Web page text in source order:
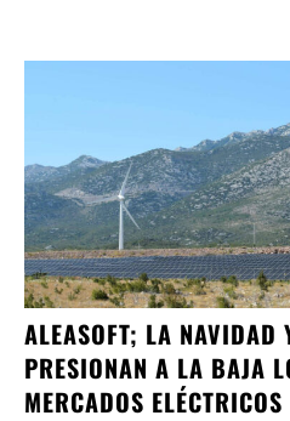
ALEASOFT; LA NAVIDAD
PRESIONAN A LA BAJA
MERCADOS